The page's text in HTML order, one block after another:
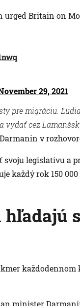
Britain on
29, 2021
pre migráciu.
cez
v
legislatívu a
každý rok 150
každodennom
minister